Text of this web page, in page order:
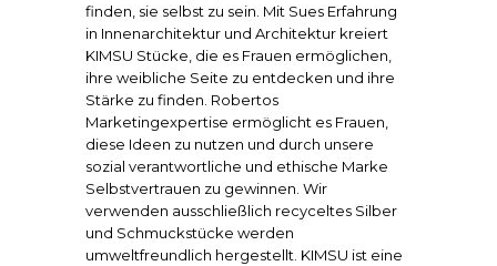
finden, sie selbst zu sein. Mit Sues Erfahrung
in Innenarchitektur und Architektur kreiert
KIMSU Stücke, die es Frauen ermöglichen,
ihre weibliche Seite zu entdecken und ihre
Stärke zu finden. Robertos
Marketingexpertise ermöglicht es Frauen,
diese Ideen zu nutzen und durch unsere
sozial verantwortliche und ethische Marke
Selbstvertrauen zu gewinnen. Wir
verwenden ausschließlich recyceltes Silber
und Schmuckstücke werden
umweltfreundlich hergestellt. KIMSU ist eine